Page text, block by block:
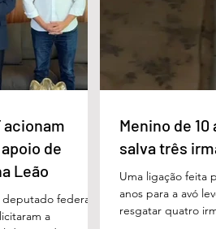
acionam
de
Leão
federal
a
Menino de
salva três
Uma ligação feita
anos para a avó
resgatar quatro